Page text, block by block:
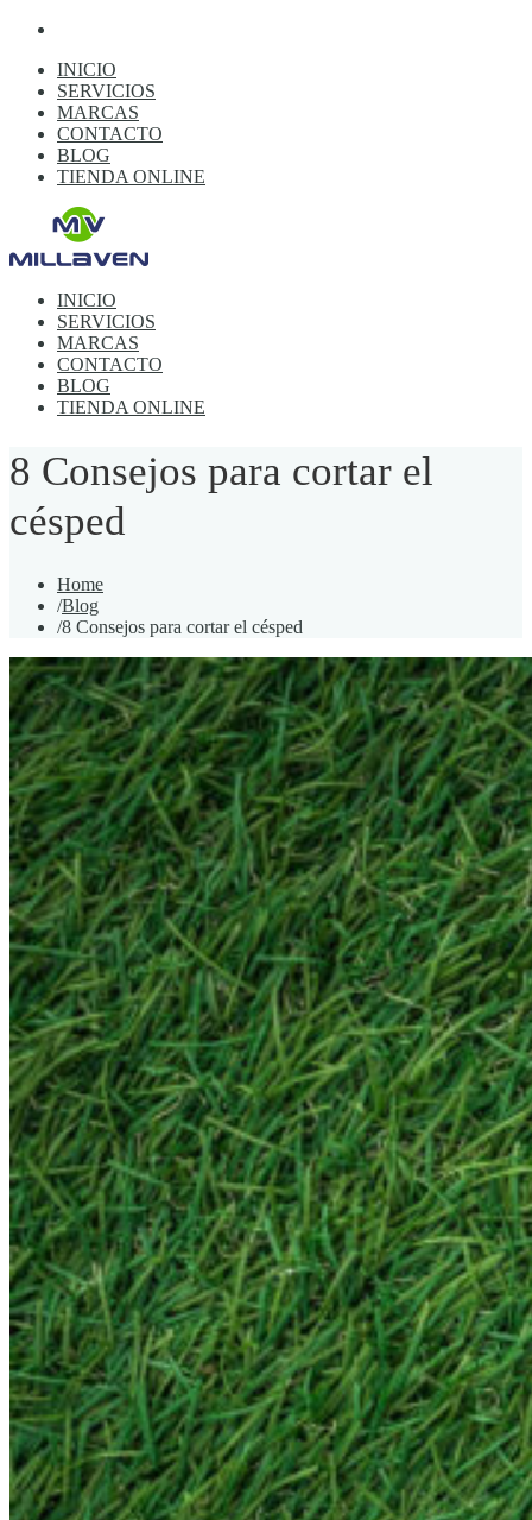
INICIO
SERVICIOS
MARCAS
CONTACTO
BLOG
TIENDA ONLINE
INICIO
SERVICIOS
MARCAS
CONTACTO
BLOG
TIENDA ONLINE
8 Consejos para cortar el
césped
Home
/Blog
/8 Consejos para cortar el césped